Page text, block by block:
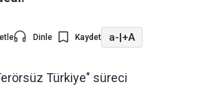
Dinle Kaydet a-|+A
Türkiye" süreci